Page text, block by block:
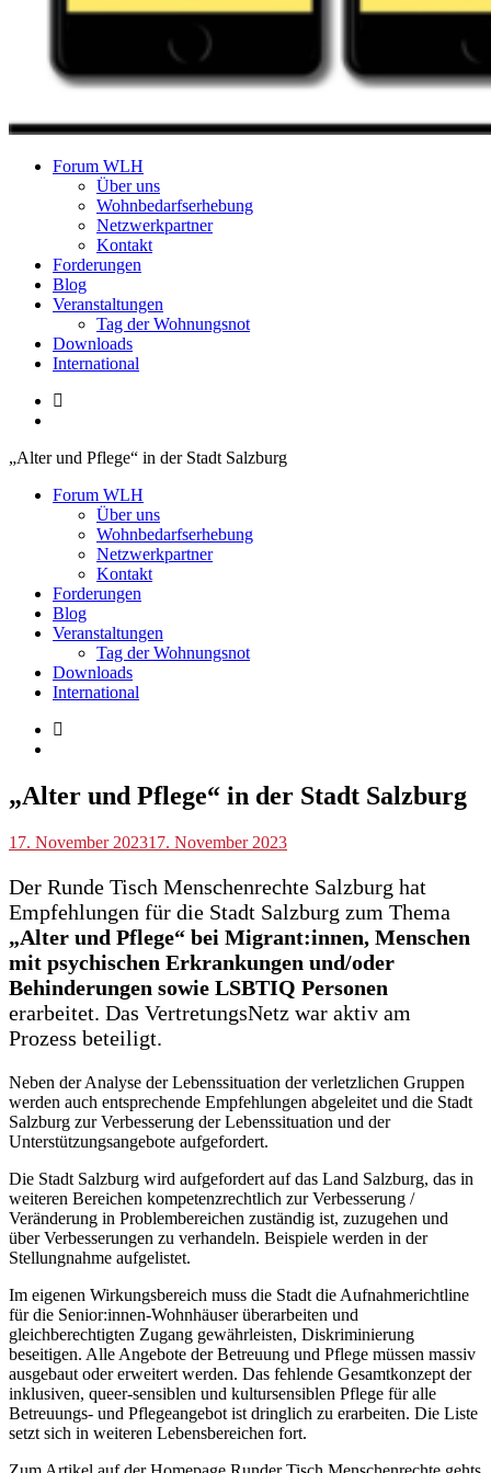
Forum Wohnungslosenhilfe Salzburg
Forum WLH
Über uns
Wohnbedarfserhebung
Netzwerkpartner
Kontakt
Forderungen
Blog
Veranstaltungen
Tag der Wohnungsnot
Downloads
International
„Alter und Pflege“ in der Stadt Salzburg
Forum WLH
Über uns
Wohnbedarfserhebung
Netzwerkpartner
Kontakt
Forderungen
Blog
Veranstaltungen
Tag der Wohnungsnot
Downloads
International
Blog
„Alter und Pflege“ in der Stadt Salzburg
p.geschwendtner
17. November 202317. November 2023
Der Runde Tisch Menschenrechte Salzburg hat
Empfehlungen für die Stadt Salzburg zum Thema
„Alter und Pflege“ bei Migrant:innen, Menschen
mit psychischen Erkrankungen und/oder
Behinderungen sowie LSBTIQ Personen
erarbeitet. Das VertretungsNetz war aktiv am
Prozess beteiligt.
Neben der Analyse der Lebenssituation der verletzlichen Gruppen
werden auch entsprechende Empfehlungen abgeleitet und die Stadt
Salzburg zur Verbesserung der Lebenssituation und der
Unterstützungsangebote aufgefordert.
Die Stadt Salzburg wird aufgefordert auf das Land Salzburg, das in
weiteren Bereichen kompetenzrechtlich zur Verbesserung /
Veränderung in Problembereichen zuständig ist, zuzugehen und
über Verbesserungen zu verhandeln. Beispiele werden in der
Stellungnahme aufgelistet.
Im eigenen Wirkungsbereich muss die Stadt die Aufnahmerichtline
für die Senior:innen-Wohnhäuser überarbeiten und
gleichberechtigten Zugang gewährleisten, Diskriminierung
beseitigen. Alle Angebote der Betreuung und Pflege müssen massiv
ausgebaut oder erweitert werden. Das fehlende Gesamtkonzept der
inklusiven, queer-sensiblen und kultursensiblen Pflege für alle
Betreuungs- und Pflegeangebot ist dringlich zu erarbeiten. Die Liste
setzt sich in weiteren Lebensbereichen fort.